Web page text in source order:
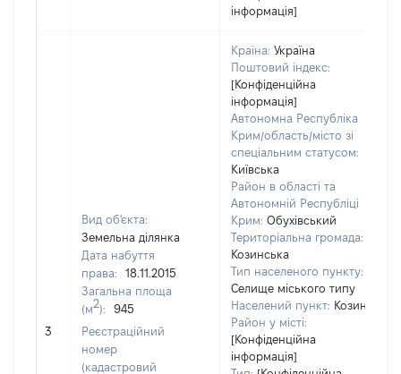
інформація]
3
Вид об'єкта:
Земельна ділянка
Дата набуття
права:
18.11.2015
Загальна площа
(м2):
945
Реєстраційний
номер
(кадастровий
Країна: Україна
Поштовий індекс:
[Конфіденційна
інформація]
Автономна Республіка
Крим/область/місто зі
спеціальним статусом:
Київська
Район в області та
Автономній Республіці
Крим: Обухівський
Територіальна громада:
Козинська
Тип населеного пункту:
Селище міського типу
Населений пункт: Козин
Район у місті:
[Конфіденційна
інформація]